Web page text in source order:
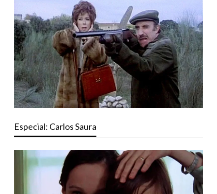
Especial: Carlos Saura